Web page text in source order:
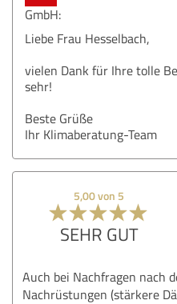
GmbH:
Liebe Frau Hesselbach,
vielen Dank für Ihre tolle
sehr!
Beste Grüße
Ihr Klimaberatung-Team
5,00 von 5
SEHR GUT
Auch bei Nachfragen nach
Nachrüstungen (stärkere